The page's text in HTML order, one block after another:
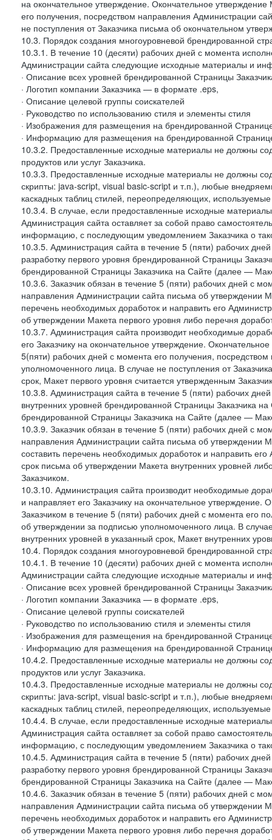
на окончательное утверждение. Окончательное
его получения, посредством направления Администрации
не поступления от Заказчика письма об окончательном
10.3. Порядок создания многоуровневой брендированной
10.3.1. В течение 10 (десяти) рабочих дней с момента
Администрации сайта следующие исходные материалы и
· Описание всех уровней брендированной Страницы
· Логотип компании Заказчика — в формате .eps,
· Описание целевой группы соискателей
· Руководство по использованию стиля и элементы стиля
· Изображения для размещения на брендированной
· Информацию для размещения на брендированной
10.3.2. Предоставленные исходные материалы не должны
продуктов или услуг Заказчика.
10.3.3. Предоставленные исходные материалы не должны
скрипты: java-script, visual basic-script и т.п.), любые
каскадных таблиц стилей, переопределяющих,
10.3.4. В случае, если предоставленные исходные
Администрация сайта оставляет за собой право
информацию, с последующим уведомлением Заказчика о
10.3.5. Администрация сайта в течение 5 (пяти) рабочих
разработку первого уровня брендированной Страницы
брендированной Страницы Заказчика на Сайте (далее —
10.3.6. Заказчик обязан в течение 5 (пяти) рабочих дней с
направления Администрации сайта письма об утверждении
перечень необходимых доработок и направить его
об утверждении Макета первого уровня либо перечня
10.3.7. Администрация сайта производит необходимые
его Заказчику на окончательное утверждение.
5(пяти) рабочих дней с момента его получения,
уполномоченного лица. В случае не поступления от
срок, Макет первого уровня считается утвержденным
10.3.8. Администрация сайта в течение 5 (пяти) рабочих
внутренних уровней брендированной Страницы Заказчика
брендированной Страницы Заказчика на Сайте (далее —
10.3.9. Заказчик обязан в течение 5 (пяти) рабочих дней с
направления Администрации сайта письма об утверждении
составить перечень необходимых доработок и направить
срок письма об утверждении Макета внутренних уровней
Заказчиком.
10.3.10. Администрация сайта производит необходимые
и направляет его Заказчику на окончательное
Заказчиком в течение 5 (пяти) рабочих дней с момента его
об утверждении за подписью уполномоченного лица. В
внутренних уровней в указанный срок, Макет внутренних
10.4. Порядок создания многоуровневой брендированной
10.4.1. В течение 10 (десяти) рабочих дней с момента
Администрации сайта следующие исходные материалы и
· Описание всех уровней брендированной Страницы
· Логотип компании Заказчика — в формате .eps,
· Описание целевой группы соискателей
· Руководство по использованию стиля и элементы стиля
· Изображения для размещения на брендированной
· Информацию для размещения на брендированной
10.4.2. Предоставленные исходные материалы не должны
продуктов или услуг Заказчика.
10.4.3. Предоставленные исходные материалы не должны
скрипты: java-script, visual basic-script и т.п.), любые
каскадных таблиц стилей, переопределяющих,
10.4.4. В случае, если предоставленные исходные
Администрация сайта оставляет за собой право
информацию, с последующим уведомлением Заказчика о
10.4.5. Администрация сайта в течение 5 (пяти) рабочих
разработку первого уровня брендированной Страницы
брендированной Страницы Заказчика на Сайте (далее —
10.4.6. Заказчик обязан в течение 5 (пяти) рабочих дней с
направления Администрации сайта письма об утверждении
перечень необходимых доработок и направить его
об утверждении Макета первого уровня либо перечня